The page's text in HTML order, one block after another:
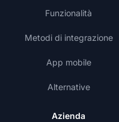
Funzionalità
Metodi di integrazione
App mobile
Alternative
Azienda